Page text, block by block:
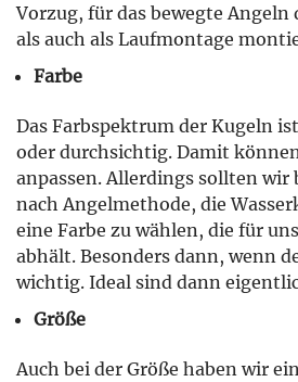
Vorzug, für das bewegte Angeln
als auch als Laufmontage
Farbe
Das Farbspektrum der Kugeln
oder durchsichtig. Damit
anpassen. Allerdings sollten wir
nach Angelmethode, die
eine Farbe zu wählen, die für
abhält. Besonders dann, wenn
wichtig. Ideal sind dann
Größe
Auch bei der Größe haben wir